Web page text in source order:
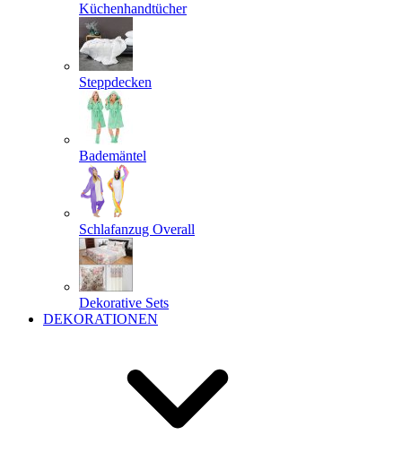
Küchenhandtücher
Steppdecken
Bademäntel
Schlafanzug Overall
Dekorative Sets
DEKORATIONEN